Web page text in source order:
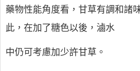
藥物性能角度看，甘草有調和諸
此，在加了糖色以後，滷水
中仍可考慮加少許甘草。